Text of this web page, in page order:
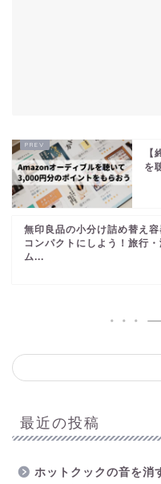
を
無印良品の小分け詰め替え
コンパクトにしよう！旅行
ム...
最近の投稿
ホットクックの音を消